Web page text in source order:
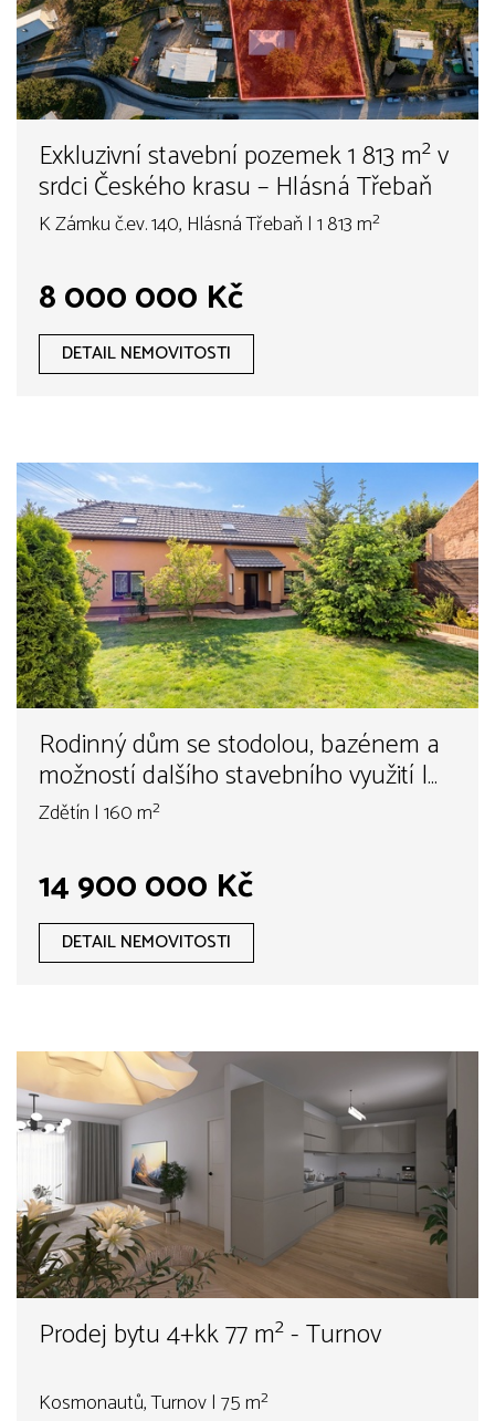
Exkluzivní stavební pozemek 1 813 m² v
srdci Českého krasu – Hlásná Třebaň
K Zámku č.ev. 140, Hlásná Třebaň | 1 813 m²
8 000 000 Kč
DETAIL NEMOVITOSTI
Rodinný dům se stodolou, bazénem a
možností dalšího stavebního využití |
Zdětín u Benátek nad Jizerou
Zdětín | 160 m²
14 900 000 Kč
DETAIL NEMOVITOSTI
Prodej bytu 4+kk 77 m² - Turnov
Kosmonautů, Turnov | 75 m²